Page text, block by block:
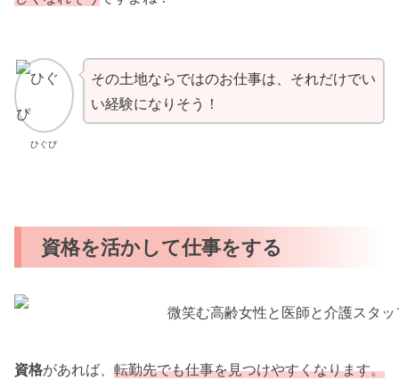
ひぐぴ
その土地ならではのお仕事は、それだけでい
い経験になりそう！
資格を活かして仕事をする
資格があれば、 転勤先でも仕事を見つけやすくなります。